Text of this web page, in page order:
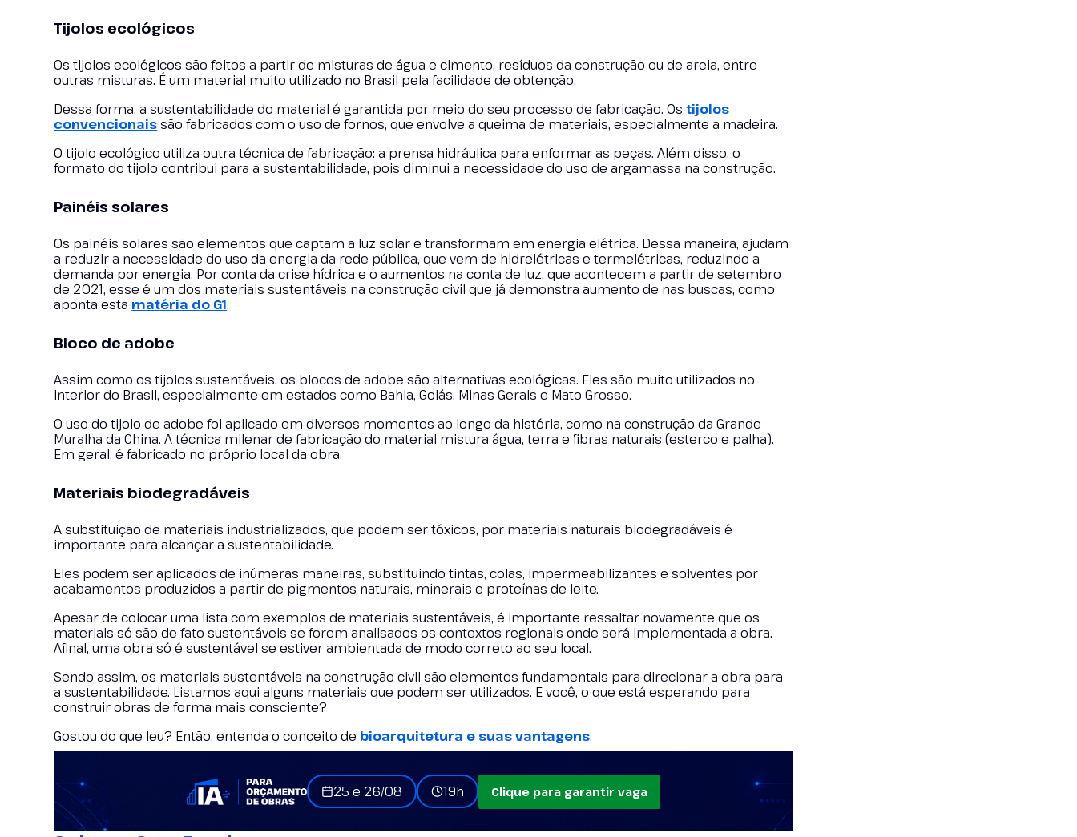
Tijolos ecológicos
Os tijolos ecológicos são feitos a partir de misturas de água e cimento, resíduos da construção ou de areia, entre
outras misturas. É um material muito utilizado no Brasil pela facilidade de obtenção.
Dessa forma, a sustentabilidade do material é garantida por meio do seu processo de fabricação. Ostijolos
convencionaissão fabricados com o uso de fornos, que envolve a queima de materiais, especialmente a madeira.
O tijolo ecológico utiliza outra técnica de fabricação: a prensa hidráulica para enformar as peças. Além disso, o
formato do tijolo contribui para a sustentabilidade, pois diminui a necessidade do uso de argamassa na construção.
Painéis solares
Os painéis solares são elementos que captam a luz solar e transformam em energia elétrica. Dessa maneira, ajudam
a reduzir a necessidade do uso da energia da rede pública, que vem de hidrelétricas e termelétricas, reduzindo a
demanda por energia. Por conta da crise hídrica e o aumentos na conta de luz, que acontecem a partir de setembro
de 2021, esse é um dos materiais sustentáveis na construção civil que já demonstra aumento de nas buscas, como
aponta esta matéria do G1.
Bloco de adobe
Assim como os tijolos sustentáveis, os blocos de adobe são alternativas ecológicas. Eles são muito utilizados no
interior do Brasil, especialmente em estados como Bahia, Goiás, Minas Gerais e Mato Grosso.
O uso do tijolo de adobe foi aplicado em diversos momentos ao longo da história, como na construção da Grande
Muralha da China. A técnica milenar de fabricação do material mistura água, terra e fibras naturais (esterco e palha).
Em geral, é fabricado no próprio local da obra.
Materiais biodegradáveis
A substituição de materiais industrializados, que podem ser tóxicos, por materiais naturais biodegradáveis é
importante para alcançar a sustentabilidade.
Eles podem ser aplicados de inúmeras maneiras, substituindo tintas, colas, impermeabilizantes e solventes por
acabamentos produzidos a partir de pigmentos naturais, minerais e proteínas de leite.
Apesar de colocar uma lista com exemplos de materiais sustentáveis, é importante ressaltar novamente que os
materiais só são de fato sustentáveis se forem analisados os contextos regionais onde será implementada a obra.
Afinal, uma obra só é sustentável se estiver ambientada de modo correto ao seu local.
Sendo assim, os materiais sustentáveis na construção civil são elementos fundamentais para direcionar a obra para
a sustentabilidade. Listamos aqui alguns materiais que podem ser utilizados. E você, o que está esperando para
construir obras de forma mais consciente?
Gostou do que leu? Então, entenda o conceito de bioarquitetura e suas vantagens.
25 e 26/08 19h Clique para garantir vaga